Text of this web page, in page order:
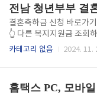
결혼축하금 신청 바로가
👆 다른 복지지원금 조회
려움을 덜어줄 전라남도
간단한 조건만 충족하면
카테고리 없음 2024. 11.
홈택스 PC, 모바일